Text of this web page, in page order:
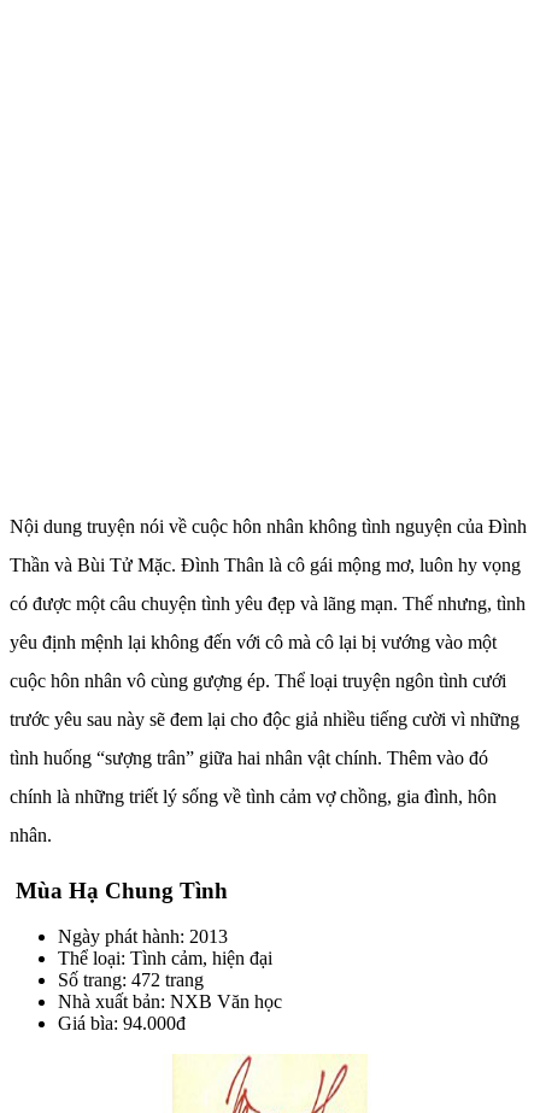
Nội dung truyện nói về cuộc hôn nhân không tình nguyện của Đình
Thần và Bùi Tử Mặc. Đình Thân là cô gái mộng mơ, luôn hy vọng
có được một câu chuyện tình yêu đẹp và lãng mạn. Thế nhưng, tình
yêu định mệnh lại không đến với cô mà cô lại bị vướng vào một
cuộc hôn nhân vô cùng gượng ép. Thể loại truyện ngôn tình cưới
trước yêu sau này sẽ đem lại cho độc giả nhiều tiếng cười vì những
tình huống “sượng trân” giữa hai nhân vật chính. Thêm vào đó
chính là những triết lý sống về tình cảm vợ chồng, gia đình, hôn
nhân.
Mùa Hạ Chung Tình
Ngày phát hành: 2013
Thể loại: Tình cảm, hiện đại
Số trang: 472 trang
Nhà xuất bản: NXB Văn học
Giá bìa: 94.000đ